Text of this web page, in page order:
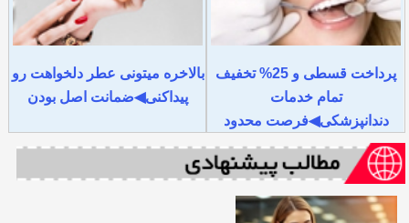
پرداخت قسطی و 25% تخفیف
تمام خدمات
دندانپزشکی◀فرصت محدود
بالاخره میتونی عطر دلخواهت رو
پیداکنی◀ضمانت اصل بودن